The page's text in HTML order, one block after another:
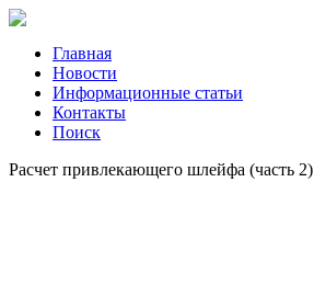
Главная
Новости
Информационные статьи
Контакты
Поиск
Расчет привлекающего шлейфа (часть 2)